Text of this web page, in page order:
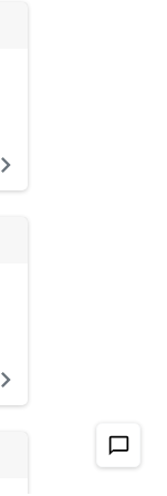
navigate_next
navigate_next
chat_bubble_outline